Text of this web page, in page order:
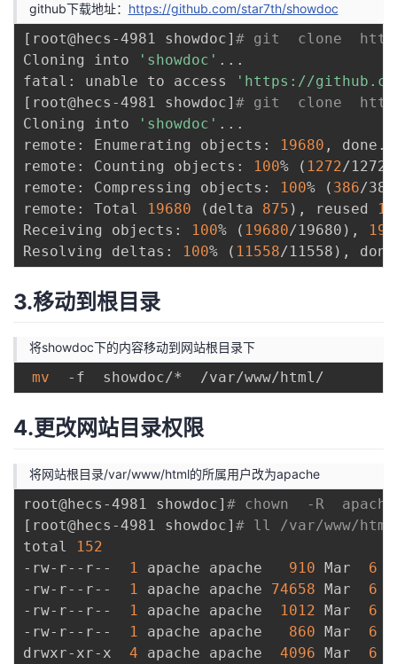
github下载地址： https://github.com/star7th/showdoc
[ root@hecs-4981 showdoc] # git  clone
Cloning into
'showdoc' .. .
fatal: unable to access
'https://
[ root@hecs-4981 showdoc] # git  clone
Cloning into
'showdoc' .. .
remote: Enumerating objects:
19680 , done.
remote: Counting objects:
100% ( 1272/1272
remote: Compressing objects:
100% ( 386/386
remote: Total
19680 ( delta 875 ) , reused
Receiving objects:
100% ( 19680/19680 ) ,
Resolving deltas:
100% ( 11558/11558 )
3.移动到根目录
将showdoc下的内容移动到网站根目录下
mv
4.更改网站目录权限
将网站根目录/var/www/html的所属用户改为apache
root@hecs-4981 showdoc] # chown  -R
[ root@hecs-4981 showdoc] # ll /var/www/
total
152
-rw-r--r--
1 apache apache 910 Mar 6
-rw-r--r--
1 apache apache 74658 Mar 6
-rw-r--r--
1 apache apache 1012 Mar 6
-rw-r--r--
1 apache apache 860 Mar 6
drwxr-xr-x 4 apache apache 4096 Mar 6